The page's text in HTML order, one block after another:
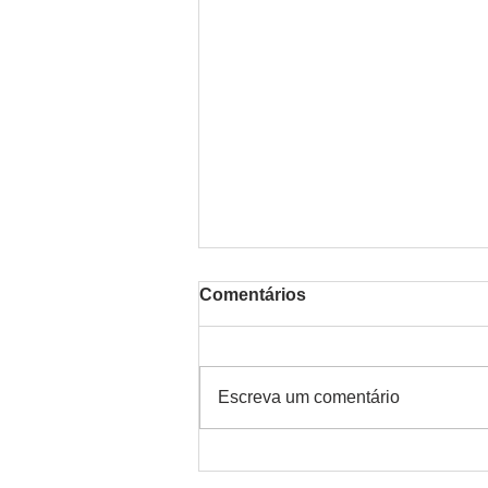
Comentários
Escreva um comentário